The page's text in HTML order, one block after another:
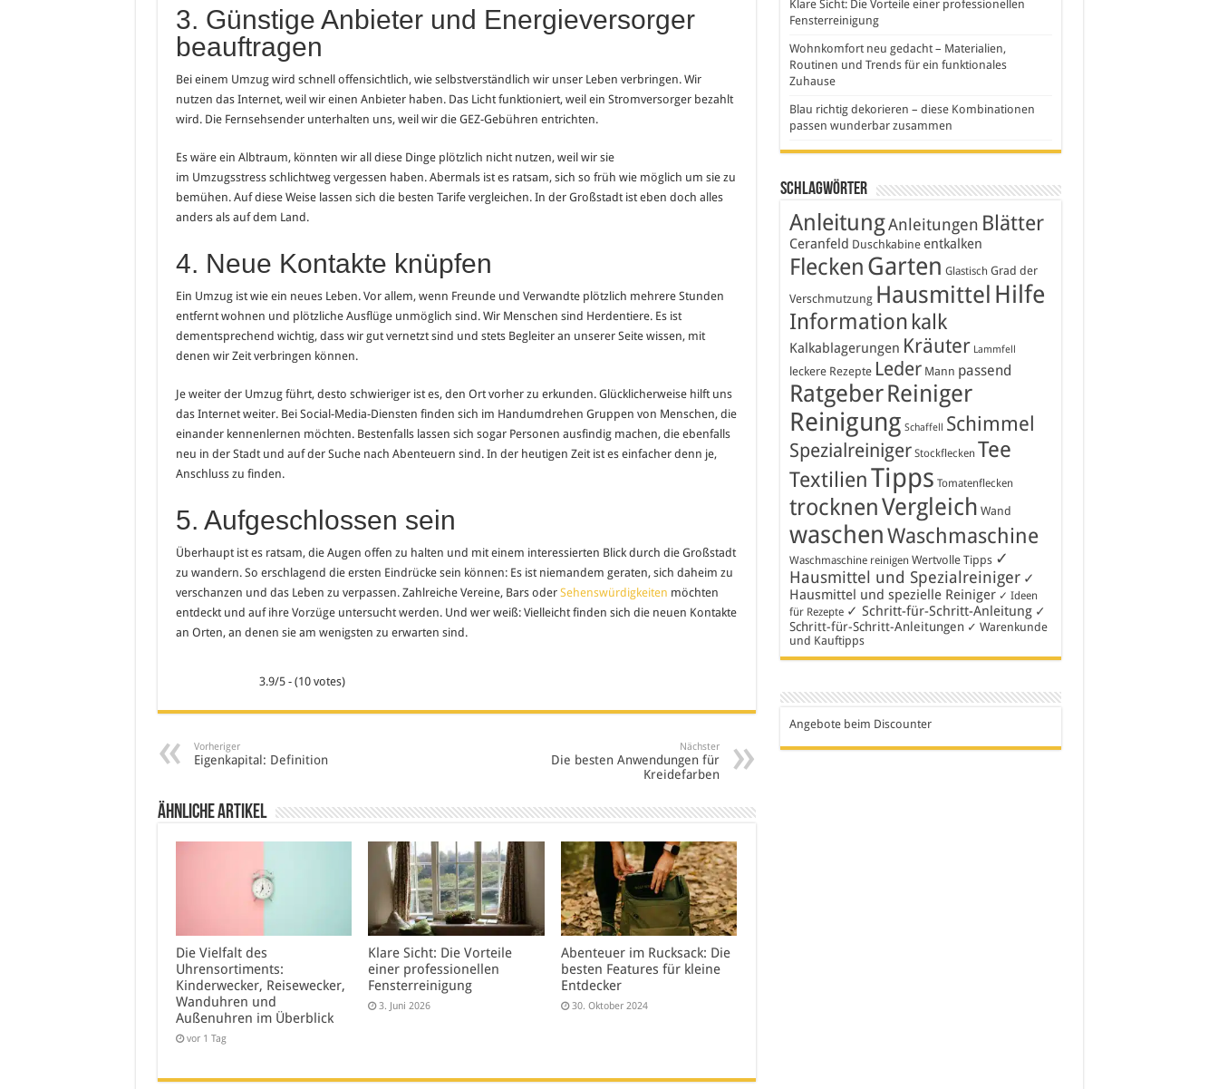
3. Günstige Anbieter und Energieversorger
beauftragen
Bei einem Umzug wird schnell offensichtlich, wie selbstverständlich wir unser Leben verbringen. Wir
nutzen das Internet, weil wir einen Anbieter haben. Das Licht funktioniert, weil ein Stromversorger bezahlt
wird. Die Fernsehsender unterhalten uns, weil wir die GEZ-Gebühren entrichten.
Es wäre ein Albtraum, könnten wir all diese Dinge plötzlich nicht nutzen, weil wir sie
im Umzugsstress schlichtweg vergessen haben. Abermals ist es ratsam, sich so früh wie möglich um sie zu
bemühen. Auf diese Weise lassen sich die besten Tarife vergleichen. In der Großstadt ist eben doch alles
anders als auf dem Land.
4. Neue Kontakte knüpfen
Ein Umzug ist wie ein neues Leben. Vor allem, wenn Freunde und Verwandte plötzlich mehrere Stunden
entfernt wohnen und plötzliche Ausflüge unmöglich sind. Wir Menschen sind Herdentiere. Es ist
dementsprechend wichtig, dass wir gut vernetzt sind und stets Begleiter an unserer Seite wissen, mit
denen wir Zeit verbringen können.
Je weiter der Umzug führt, desto schwieriger ist es, den Ort vorher zu erkunden. Glücklicherweise hilft uns
das Internet weiter. Bei Social-Media-Diensten finden sich im Handumdrehen Gruppen von Menschen, die
einander kennenlernen möchten. Bestenfalls lassen sich sogar Personen ausfindig machen, die ebenfalls
neu in der Stadt und auf der Suche nach Abenteuern sind. In der heutigen Zeit ist es einfacher denn je,
Anschluss zu finden.
5. Aufgeschlossen sein
Überhaupt ist es ratsam, die Augen offen zu halten und mit einem interessierten Blick durch die Großstadt
zu wandern. So erschlagend die ersten Eindrücke sein können: Es ist niemandem geraten, sich daheim zu
verschanzen und das Leben zu verpassen. Zahlreiche Vereine, Bars oder Sehenswürdigkeiten möchten
entdeckt und auf ihre Vorzüge untersucht werden. Und wer weiß: Vielleicht finden sich die neuen Kontakte
an Orten, an denen sie am wenigsten zu erwarten sind.
3.9/5 - (10 votes)
Vorheriger
Eigenkapital: Definition
Nächster
Die besten Anwendungen für
Kreidefarben
Ähnliche Artikel
Die Vielfalt des
Uhrensortiments:
Kinderwecker, Reisewecker,
Wanduhren und
Außenuhren im Überblick
vor 1 Tag
Klare Sicht: Die Vorteile
einer professionellen
Fensterreinigung
3. Juni 2026
Abenteuer im Rucksack: Die
besten Features für kleine
Entdecker
30. Oktober 2024
Klare Sicht: Die Vorteile einer professionellen
Fensterreinigung
Wohnkomfort neu gedacht – Materialien,
Routinen und Trends für ein funktionales
Zuhause
Blau richtig dekorieren – diese Kombinationen
passen wunderbar zusammen
Schlagwörter
AnleitungAnleitungen Blätter
Ceranfeld Duschkabine entkalken
Flecken Garten Glastisch Grad der
Verschmutzung Hausmittel Hilfe
Information kalk
Kalkablagerungen Kräuter Lammfell
leckere Rezepte Leder Mann passend
RatgeberReiniger
Reinigung Schaffell Schimmel
Spezialreiniger Stockflecken Tee
TextilienTipps Tomatenflecken
trocknenVergleich Wand
waschenWaschmaschine
Waschmaschine reinigen Wertvolle Tipps ✓
Hausmittel und Spezialreiniger ✓
Hausmittel und spezielle Reiniger ✓ Ideen
für Rezepte ✓ Schritt-für-Schritt-Anleitung ✓
Schritt-für-Schritt-Anleitungen ✓ Warenkunde
und Kauftipps
Angebote beim Discounter